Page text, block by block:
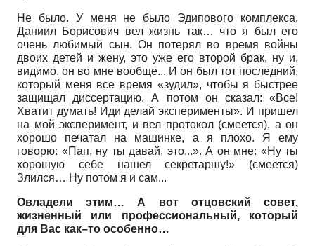
Не было. У меня не было Эдипового комплекса.
Даниил Борисович вел жизнь так… что я был его
очень любимый сын. Он потерял во время войны
двоих детей и жену, это уже его второй брак, ну и,
видимо, он во мне вообще... И он был тот последний,
который меня все время «зудил», чтобы я быстрее
защищал диссертацию. А потом он сказал: «Все!
Хватит думать! Иди делай эксперименты». И пришел
на мой эксперимент, и вел протокол (смеется), а он
хорошо печатал на машинке, а я плохо. Я ему
говорю: «Пап, ну ты давай, это...». А он мне: «Ну ты
хорошую себе нашел секретаршу!» (смеется)
Злился… Ну потом я и сам...
Овладели этим… А вот отцовский совет,
жизненный или профессиональный, который
для Вас как–то особенно…